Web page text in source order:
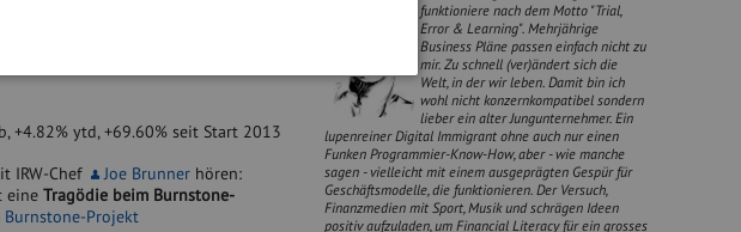
+4.82% ytd, +69.60% seit Start 2013
IRW-Chef
Joe Brunnerhören:
eine Tragödie beim Burnstone-
Burnstone-Projekt
funktioniere nach dem Motto "Trial,
Error & Learning". Mehrjährige
Business Pläne passen einfach nicht zu
mir. Zu schnell (ver)ändert sich die
Welt, in der wir leben. Damit bin ich
wohl nicht konzernkompatibel sondern
lieber ein alter Jungunternehmer. Ein
lupenreiner Digital Immigrant ohne auch nur einen
Funken Programmier-Know-How, aber - wie manche
sagen - vielleicht mit einem ausgeprägten Gespür für
Geschäftsmodelle, die funktionieren. Der Versuch,
Finanzmedien mit Sport, Musik und schrägen Ideen
positiv aufzuladen, um Financial Literacy für ein grosses